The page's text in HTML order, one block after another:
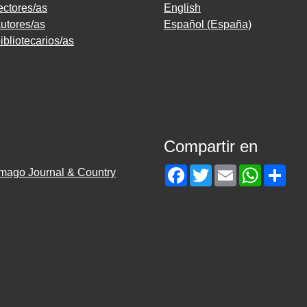
as
as
as
English
Español (España)
Compartir en
Facebook
TwitterEmail